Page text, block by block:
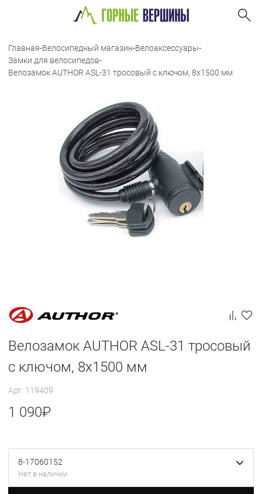
Главная-Велосипедный магазин-Велоаксессуары-
Замки для велосипедов-
Велозамок AUTHOR ASL-31 тросовый с ключом, 8х1500 мм
Велозамок AUTHOR ASL-31 тросовый
с ключом, 8х1500 мм
Арт: 119409
1 090₽
8-17060152
Нет в наличии